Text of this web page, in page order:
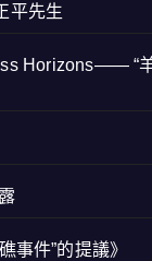
平先生
Horizons—— “
事件”的提議》